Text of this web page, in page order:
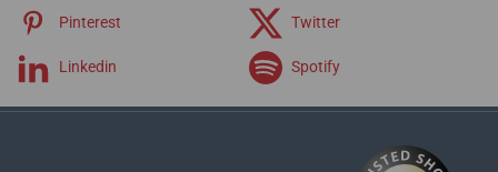
Pinterest Twitter
Linkedin Spotify